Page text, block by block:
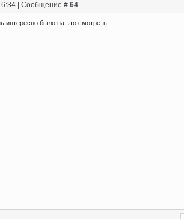
| Сообщение # 64
было на это смотреть.